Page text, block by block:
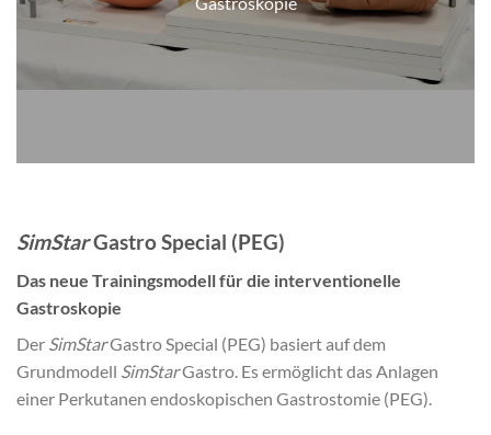
SimStarGastro Special (PEG)
Das neue Trainingsmodell für die interventionelle
Gastroskopie
Der SimStarGastro Special (PEG) basiert auf dem
Grundmodell SimStarGastro. Es ermöglicht das Anlagen
einer Perkutanen endoskopischen Gastrostomie (PEG).